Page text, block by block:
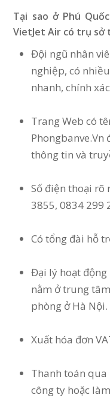
Tại sao ở Phú
VietJet Air có trụ sở
Đội ngũ nhân
nghiệp, có
nhanh, chính
Trang Web có
thông tin và
Số điện thoại rõ
3855, 0834 299
Có tổng đài hỗ
Đại lý hoạt
nằm ở trung
phòng ở Hà Nội.
Xuất hóa đơn
Thanh toán qua
công ty hoặc